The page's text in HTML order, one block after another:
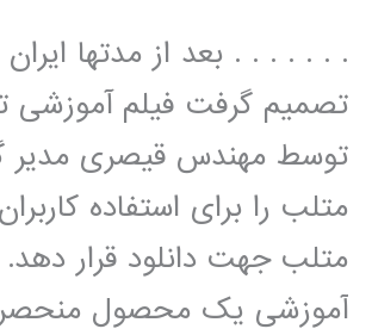
. . . . . . . بعد از مدتها
تصمیم گرفت فیلم آموزشی
توسط مهندس قیصری مدیر
متلب را برای استفاده
متلب جهت دانلود قرار دهد.
آموزشی یک محصول